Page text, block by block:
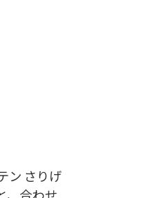
ン さりげ